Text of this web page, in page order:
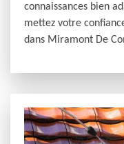
connaissances bien
mettez votre
dans Miramont De